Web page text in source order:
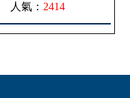
人氣： 2414